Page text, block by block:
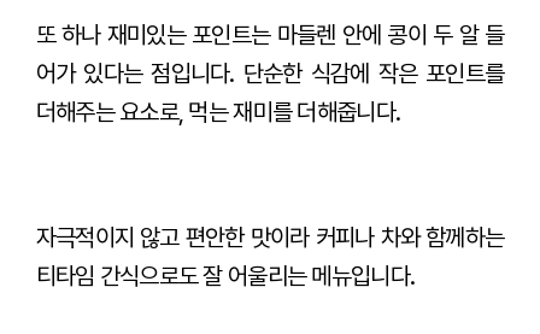
또 하나 재미있는 포인트는 마들렌 안에 콩이 두 알 들
어가 있다는 점입니다. 단순한 식감에 작은 포인트를
더해주는 요소로, 먹는 재미를 더해줍니다.
자극적이지 않고 편안한 맛이라 커피나 차와 함께하는
티타임 간식으로도 잘 어울리는 메뉴입니다.